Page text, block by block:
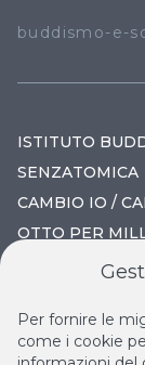
buddismo-e-
ISTITUTO
SENZATOMICA
CAMBIO IO /
OTTO PER
IL VOLO
Per fornire le
come i cookie